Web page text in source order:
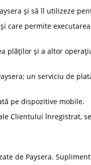
și să îl utilizeze
care permite
plăților și a altor
un serviciu de
pe dispozitive mobile.
Clientului înregistrat,
de Paysera.